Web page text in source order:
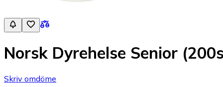
Norsk Dyrehelse Senior
Skriv omdöme